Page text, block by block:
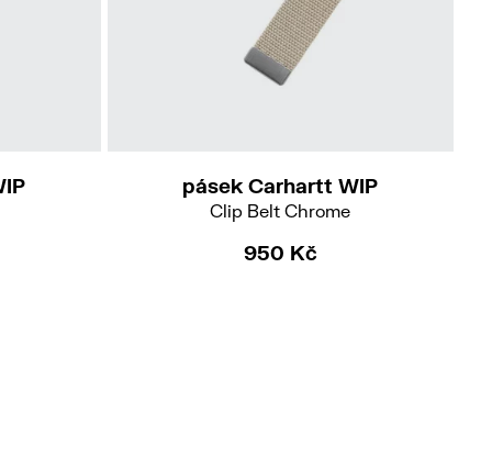
pásek Carhartt WIP
Clip Belt Chrome
950 Kč